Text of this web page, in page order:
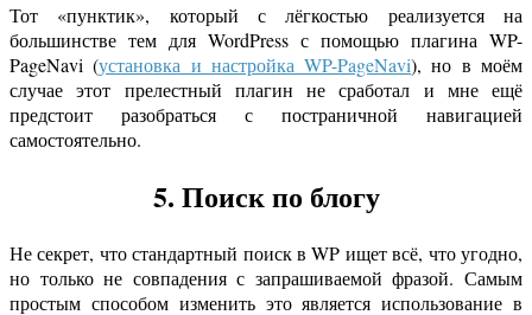
Тот «пунктик», который с лёгкостью реализуется на
большинстве тем для WordPress с помощью плагина WP-
PageNavi (установка и настройка WP-PageNavi), но в моём
случае этот прелестный плагин не сработал и мне ещё
предстоит разобраться с постраничной навигацией
самостоятельно.
5. Поиск по блогу
Не секрет, что стандартный поиск в WP ищет всё, что угодно,
но только не совпадения с запрашиваемой фразой. Самым
простым способом изменить это является использование в